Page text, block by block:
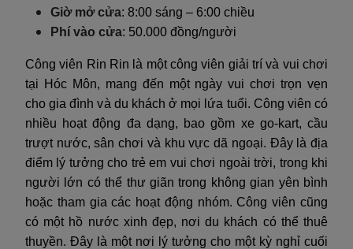
Giờ mở cửa: 8:00 sáng – 6:00 chiều
Phí vào cửa: 50.000 đồng/người
Công viên Rin Rin là một công viên giải trí và vui chơi
tại Hóc Môn, mang đến một ngày vui chơi trọn vẹn
cho gia đình và du khách ở mọi lứa tuổi. Công viên có
nhiều hoạt động đa dạng, bao gồm xe go-kart, cầu
trượt nước, sân chơi và khu vực dã ngoại. Đây là địa
điểm lý tưởng cho trẻ em vui chơi ngoài trời, trong khi
người lớn có thể thư giãn trong không gian yên bình
hoặc tham gia các hoạt động nhóm. Công viên cũng
có một hồ nước xinh đẹp, nơi du khách có thể thuê
thuyền. Đây là một nơi lý tưởng cho một kỳ nghỉ cuối